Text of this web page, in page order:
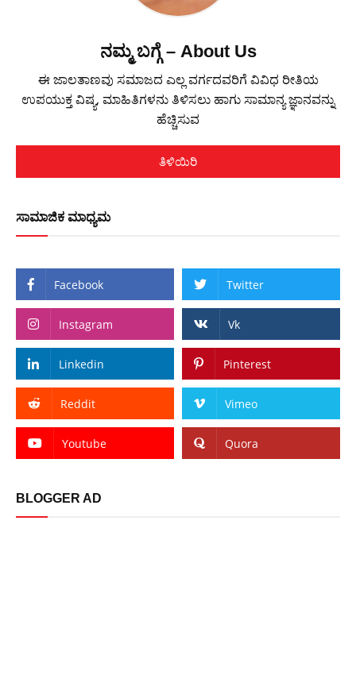
ನಮ್ಮ ಬಗ್ಗೆ – About Us
ಈ ಜಾಲತಾಣವು ಸಮಾಜದ ಎಲ್ಲ ವರ್ಗದವರಿಗೆ ವಿವಿಧ ರೀತಿಯ
ಉಪಯುಕ್ತ ವಿಷ್ಯ, ಮಾಹಿತಿಗಳನು ತಿಳಿಸಲು ಹಾಗು ಸಾಮಾನ್ಯ ಜ್ಞಾನವನ್ನು
ಹೆಚ್ಚಿಸುವ
ತಿಳಿಯಿರಿ
ಸಾಮಾಜಿಕ ಮಾಧ್ಯಮ
Facebook Twitter
Instagram Vk
Linkedin Pinterest
Reddit Vimeo
Youtube Quora
BLOGGER AD